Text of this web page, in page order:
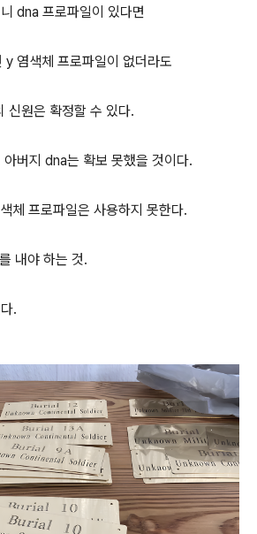
dna 프로파일이 있다면
y 염색체 프로파일이 없더라도
신원은 확정할 수 있다.
버지 dna는 확보 못했을 것이다.
체 프로파일은 사용하지 못한다.
내야 하는 것.
.